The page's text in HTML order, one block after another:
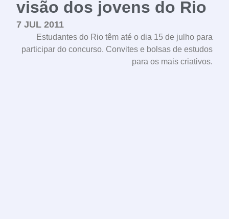
visão dos jovens do Rio
7 JUL 2011
Estudantes do Rio têm até o dia 15 de julho para
participar do concurso. Convites e bolsas de estudos
para os mais criativos.